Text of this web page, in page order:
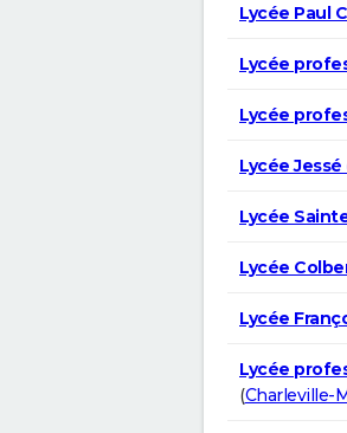
Lycée Paul
Lycée
Lycée
Lycée
Lycée
Lycée
Lycée
Lycée
(Charleville-